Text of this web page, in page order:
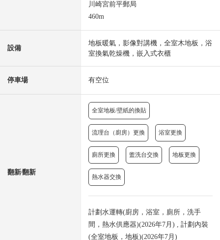
川崎宮前平郵局
460m
設備
地板暖氣，影像對講機，全室木地板，浴
室換氣乾燥機，嵌入式衣櫃
停車場 有空位
翻新⁄翻新
全室地板/壁紙的換貼
流理台（廚房）更換 浴室更換
廁所更換 盥洗台交換 地板更換
熱水器交換
計劃水運轉(廚房，浴室，廁所，洗手
間，熱水供應器)(2026年7月) , 計劃內裝
(全室地板，地板)(2026年7月)